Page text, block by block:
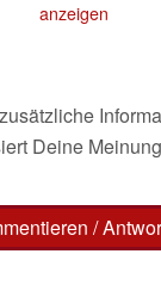
anzeigen
Deine
/